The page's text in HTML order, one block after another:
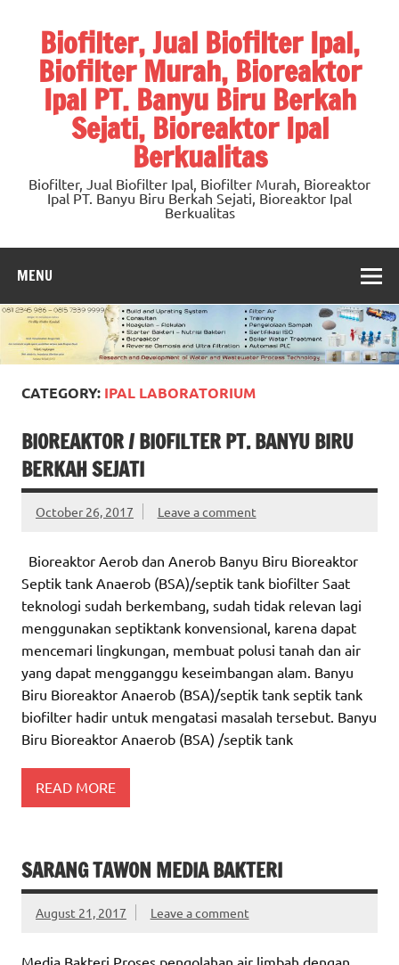
contentBiofilter, Jual Biofilter Ipal,
Biofilter Murah, Bioreaktor
Ipal PT. Banyu Biru Berkah
Sejati, Bioreaktor Ipal
Berkualitas
Biofilter, Jual Biofilter Ipal, Biofilter Murah, Bioreaktor
Ipal PT. Banyu Biru Berkah Sejati, Bioreaktor Ipal
Berkualitas
MENU
CATEGORY: IPAL LABORATORIUM
BIOREAKTOR / BIOFILTER PT. BANYU BIRU
BERKAH SEJATI
October 26, 2017 Leave a comment
Bioreaktor Aerob dan Anerob Banyu Biru Bioreaktor
Septik tank Anaerob (BSA)/septik tank biofilter Saat
teknologi sudah berkembang, sudah tidak relevan lagi
menggunakan septiktank konvensional, karena dapat
mencemari lingkungan, membuat polusi tanah dan air
yang dapat mengganggu keseimbangan alam. Banyu
Biru Bioreaktor Anaerob (BSA)/septik tank septik tank
biofilter hadir untuk mengatasi masalah tersebut. Banyu
Biru Bioreaktor Anaerob (BSA) /septik tank
READ MORE
SARANG TAWON MEDIA BAKTERI
August 21, 2017 Leave a comment
Media Bakteri Proses pengolahan air limbah dengan